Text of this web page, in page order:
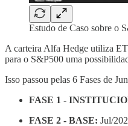
Estudo de Caso sobre o
A carteira Alfa Hedge utiliza
para o S&P500 uma
Isso passou pelas 6 Fases de
FASE 1 -
FASE 2 - BASE: Jul/